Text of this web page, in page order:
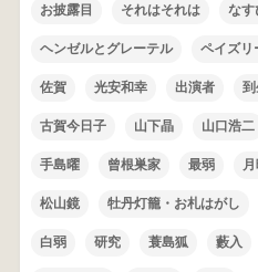
お披露目 それはそれは なす
ヘンゼルとグレーテル ペイズリ
佐賀 光安和幸 出演者
古賀今日子 山下晶 山口浩二
手島曜 曾根巣家 最弱
松山鏡 牡丹灯籠・お札はがし
白弱 研究 蓑島狐 藪入